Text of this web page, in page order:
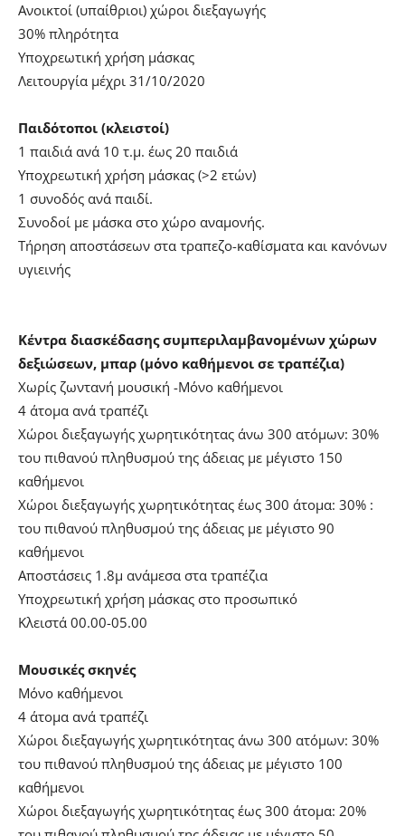
Ανοικτοί (υπαίθριοι) χώροι διεξαγωγής
30% πληρότητα
Yποχρεωτική χρήση μάσκας
Λειτουργία μέχρι 31/10/2020
Παιδότοποι (κλειστοί)
1 παιδιά ανά 10 τ.μ. έως 20 παιδιά
Yποχρεωτική χρήση μάσκας (>2 ετών)
1 συνοδός ανά παιδί.
Συνοδοί με μάσκα στο χώρο αναμονής.
Τήρηση αποστάσεων στα τραπεζο-καθίσματα και κανόνων
υγιεινής
Κέντρα διασκέδασης συμπεριλαμβανομένων χώρων
δεξιώσεων, μπαρ (μόνο καθήμενοι σε τραπέζια)
Χωρίς ζωντανή μουσική -Μόνο καθήμενοι
4 άτομα ανά τραπέζι
Χώροι διεξαγωγής χωρητικότητας άνω 300 ατόμων: 30%
του πιθανού πληθυσμού της άδειας με μέγιστο 150
καθήμενοι
Χώροι διεξαγωγής χωρητικότητας έως 300 άτομα: 30% :
του πιθανού πληθυσμού της άδειας με μέγιστο 90
καθήμενοι
Αποστάσεις 1.8μ ανάμεσα στα τραπέζια
Υποχρεωτική χρήση μάσκας στο προσωπικό
Κλειστά 00.00-05.00
Μουσικές σκηνές
Μόνο καθήμενοι
4 άτομα ανά τραπέζι
Χώροι διεξαγωγής χωρητικότητας άνω 300 ατόμων: 30%
του πιθανού πληθυσμού της άδειας με μέγιστο 100
καθήμενοι
Χώροι διεξαγωγής χωρητικότητας έως 300 άτομα: 20%